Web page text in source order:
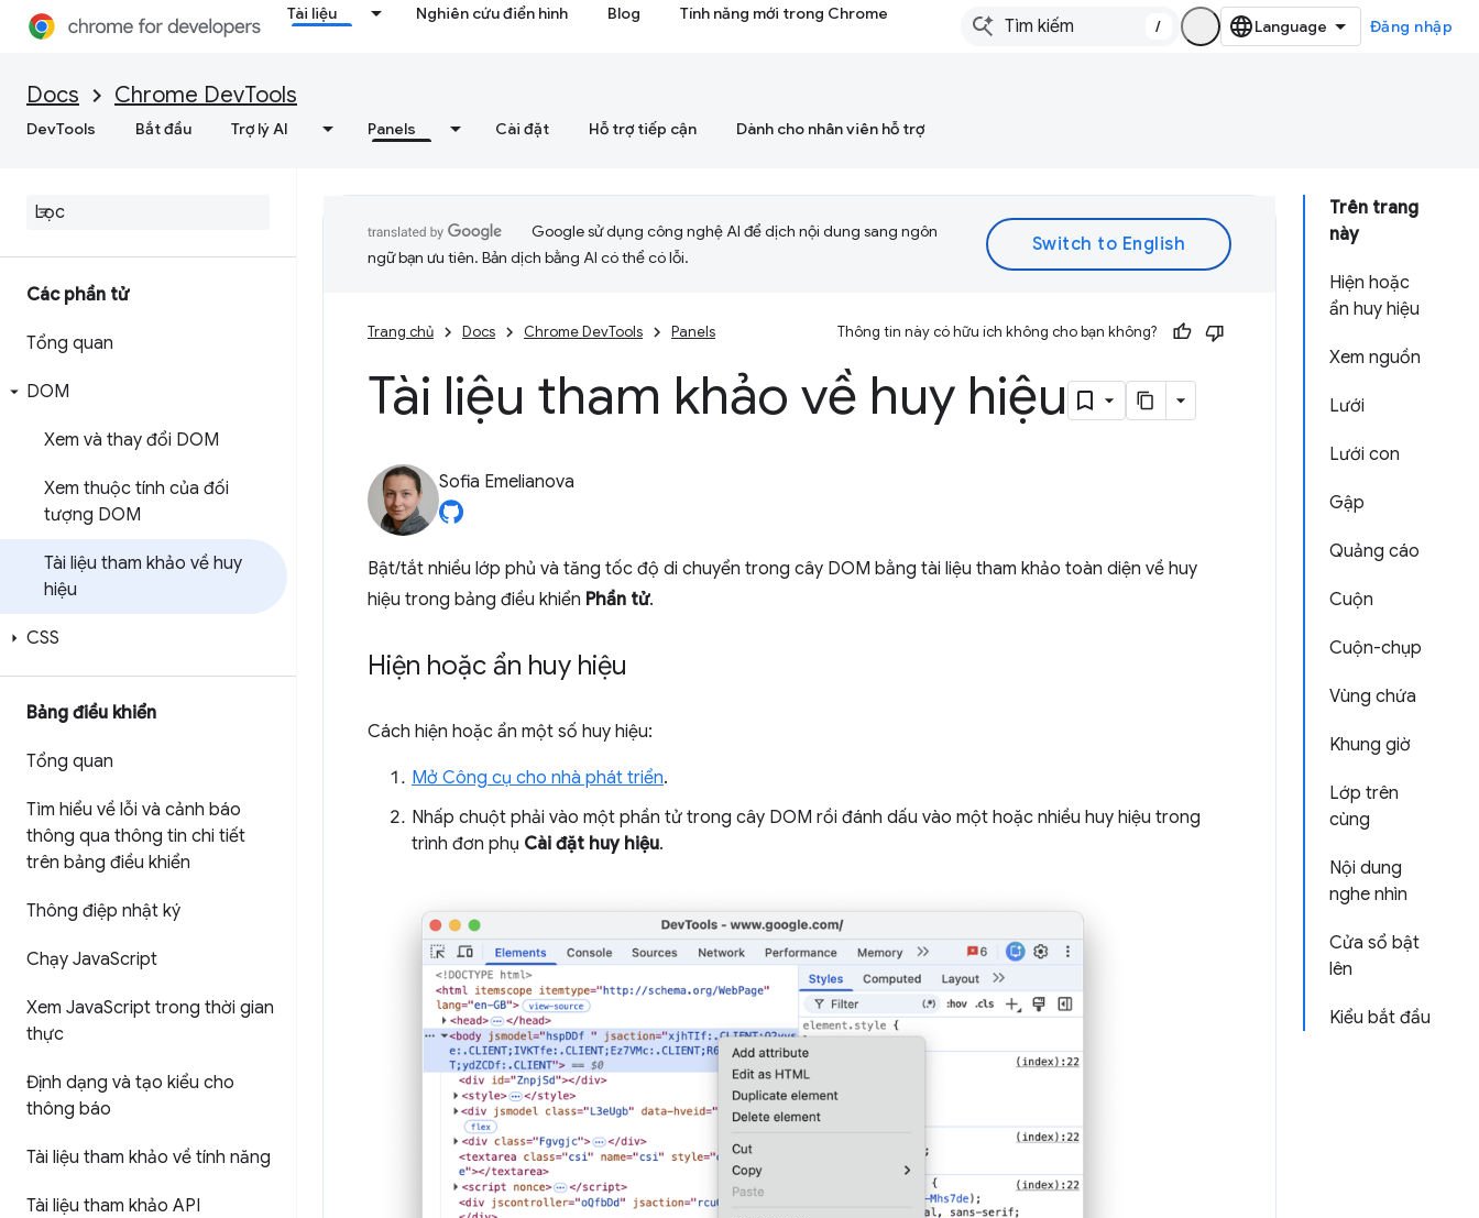
Tài liệu Nghiên cứu điển hình Blog Tính năng mới trong Chrome
/ Đăng nhập
Docs Chrome DevTools
DevTools Bắt đầu Trợ lý AI Panels Cài đặt Hỗ trợ tiếp cận Dành cho nhân viên hỗ trợ
Các phần tử
Tổng quan
DOM
Xem và thay đổi DOM
Xem thuộc tính của đối
tượng DOM
Tài liệu tham khảo về huy
hiệu
CSS
Bảng điều khiển
Tổng quan
Tìm hiểu về lỗi và cảnh báo
thông qua thông tin chi tiết
trên bảng điều khiển
Thông điệp nhật ký
Chạy JavaScript
Xem JavaScript trong thời gian
thực
Định dạng và tạo kiểu cho
thông báo
Tài liệu tham khảo về tính năng
Tài liệu tham khảo API
Trên trang
này
Hiện hoặc
ẩn huy hiệu
Xem nguồn
Lưới
Lưới con
Gập
Quảng cáo
Cuộn
Cuộn-chụp
Vùng chứa
Khung giờ
Lớp trên
cùng
Nội dung
nghe nhìn
Cửa sổ bật
lên
Kiểu bắt đầu
Google sử dụng công nghệ AI để dịch nội dung sang ngôn
ngữ bạn ưu tiên. Bản dịch bằng AI có thể có lỗi.
Trang chủ Docs Chrome DevTools Panels Thông tin này có hữu ích không cho bạn không?
Tài liệu tham khảo về huy hiệu
Sofia Emelianova
Bật/tắt nhiều lớp phủ và tăng tốc độ di chuyển trong cây DOM bằng tài liệu tham khảo toàn diện về huy
hiệu trong bảng điều khiển Phần tử.
Hiện hoặc ẩn huy hiệu
Cách hiện hoặc ẩn một số huy hiệu:
Mở Công cụ cho nhà phát triển.
Nhấp chuột phải vào một phần tử trong cây DOM rồi đánh dấu vào một hoặc nhiều huy hiệu trong
trình đơn phụ Cài đặt huy hiệu.